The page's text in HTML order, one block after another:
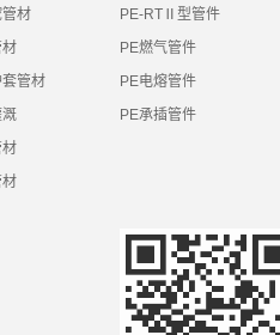
材
材
管材
溉
材
材
PE-RTⅡ型管件
PE燃气管件
PE电熔管件
PE承插管件